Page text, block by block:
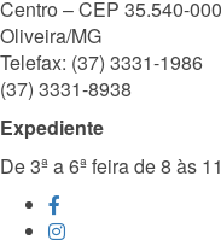
Centro – CEP 35.540-000
Oliveira/MG
Telefax: (37) 3331-1986
(37) 3331-8938
Expediente
De 3ª a 6ª feira de 8 às